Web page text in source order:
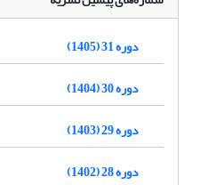
دوره 31 (1405)
دوره 30 (1404)
دوره 29 (1403)
دوره 28 (1402)